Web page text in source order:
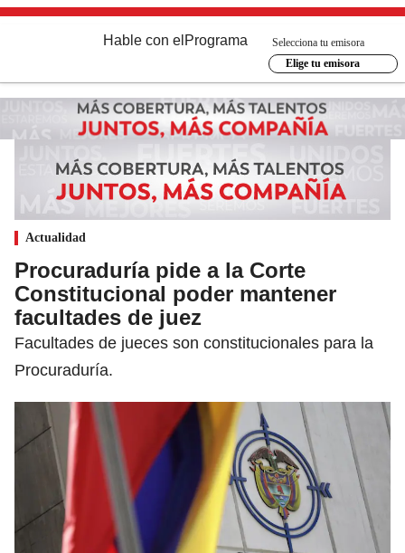
Hable con el Programa
Selecciona tu emisora
Elige tu emisora
Actualidad
Procuraduría pide a la Corte
Constitucional poder mantener
facultades de juez
Facultades de jueces son constitucionales para la
Procuraduría.